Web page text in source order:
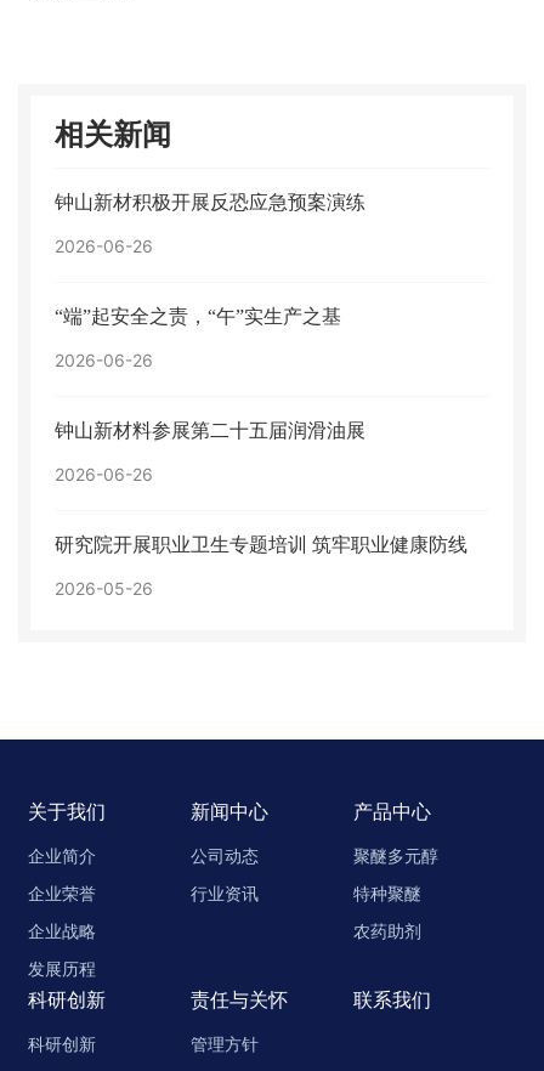
相关新闻
钟山新材积极开展反恐应急预案演练
2026-06-26
“端”起安全之责，“午”实生产之基
2026-06-26
钟山新材料参展第二十五届润滑油展
2026-06-26
研究院开展职业卫生专题培训 筑牢职业健康防线
2026-05-26
关于我们
企业简介
企业荣誉
企业战略
发展历程
新闻中心
公司动态
行业资讯
产品中心
聚醚多元醇
特种聚醚
农药助剂
科研创新
科研创新
责任与关怀
管理方针
联系我们